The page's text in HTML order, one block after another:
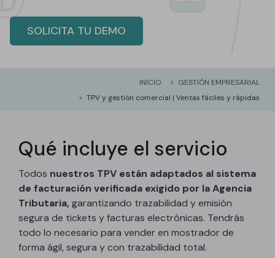
SOLICITA TU DEMO
INICIO
GESTIÓN EMPRESARIAL
TPV y gestión comercial | Ventas fáciles y rápidas
Qué incluye el servicio
Todos nuestros TPV están adaptados al sistema
de facturación verificada exigido por la Agencia
Tributaria, garantizando trazabilidad y emisión
segura de tickets y facturas electrónicas. Tendrás
todo lo necesario para vender en mostrador de
forma ágil, segura y con trazabilidad total.